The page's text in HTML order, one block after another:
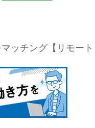
ッチング【リモー